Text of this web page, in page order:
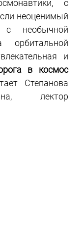
с
неоценимый
с необычной
и
в космос
Степанова
лектор